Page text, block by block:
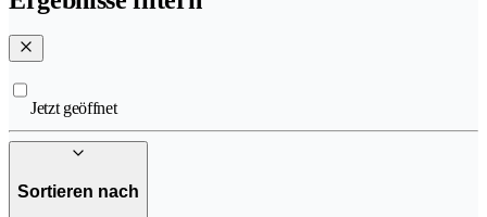
Jetzt geöffnet
Sortieren nach